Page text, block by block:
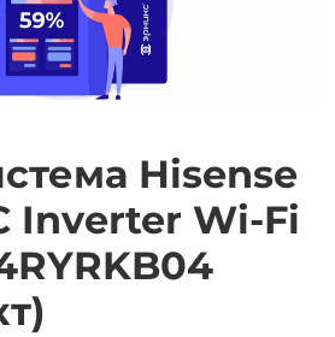
Hisense
Inverter Wi-Fi